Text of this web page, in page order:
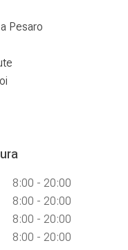
Pesaro
8:00 - 20:00
8:00 - 20:00
8:00 - 20:00
8:00 - 20:00